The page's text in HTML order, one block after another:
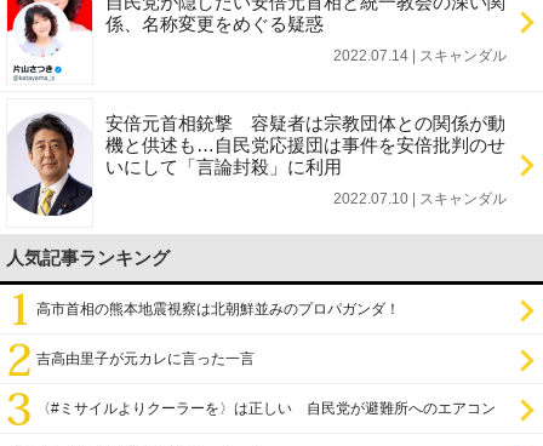
係、名称変更をめぐる疑惑
2022.07.14 | スキャンダル
安倍元首相銃撃 容疑者は宗教団体との関係が動
機と供述も…自民党応援団は事件を安倍批判のせ
いにして「言論封殺」に利用
2022.07.10 | スキャンダル
人気記事ランキング
高市首相の熊本地震視察は北朝鮮並みのプロパガンダ！
吉高由里子が元カレに言った一言
〈#ミサイルよりクーラーを〉は正しい 自民党が避難所へのエアコン